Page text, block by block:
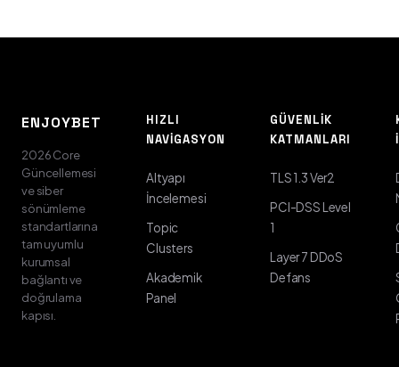
ENJOYBET
2026 Core
Güncellemesi
ve siber
sönümleme
standartlarına
tam uyumlu
kurumsal
bağlantı ve
doğrulama
kapısı.
HIZLI
NAVIGASYON
Altyapı
İncelemesi
Topic
Clusters
Akademik
Panel
GÜVENLIK
KATMANLARI
TLS 1.3 Ver2
PCI-DSS Level
1
Layer 7 DDoS
Defans